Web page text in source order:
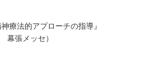
療法的アプローチの指導』
張メッセ）